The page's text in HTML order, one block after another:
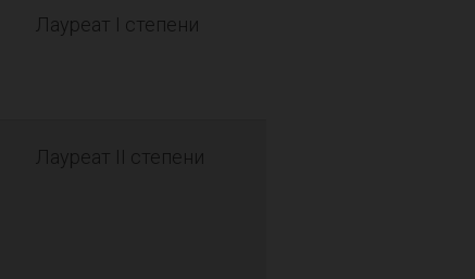
Лауреат I степени
Лауреат II степени